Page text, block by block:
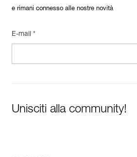
e rimani connesso alle nostre novità
E-mail *
Unisciti alla community!